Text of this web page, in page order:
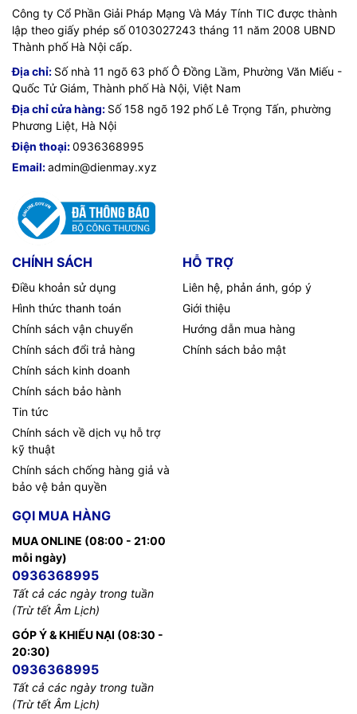
Công ty Cổ Phần Giải Pháp Mạng Và Máy Tính TIC được thành
lập theo giấy phép số 0103027243 tháng 11 năm 2008 UBND
Thành phố Hà Nội cấp.
Địa chỉ: Số nhà 11 ngõ 63 phố Ô Đồng Lầm, Phường Văn Miếu -
Quốc Tử Giám, Thành phố Hà Nội, Việt Nam
Địa chỉ cửa hàng: Số 158 ngõ 192 phố Lê Trọng Tấn, phường
Phương Liệt, Hà Nội
Điện thoại:0936368995
Email:admin@dienmay.xyz
CHÍNH SÁCH
Điều khoản sử dụng
Hình thức thanh toán
Chính sách vận chuyển
Chính sách đổi trả hàng
Chính sách kinh doanh
Chính sách bảo hành
Tin tức
Chính sách về dịch vụ hỗ trợ
kỹ thuật
Chính sách chống hàng giả và
bảo vệ bản quyền
HỖ TRỢ
Liên hệ, phản ánh, góp ý
Giới thiệu
Hướng dẫn mua hàng
Chính sách bảo mật
GỌI MUA HÀNG
MUA ONLINE (08:00 - 21:00
mỗi ngày)
0936368995
Tất cả các ngày trong tuần
(Trừ tết Âm Lịch)
GÓP Ý & KHIẾU NẠI (08:30 -
20:30)
0936368995
Tất cả các ngày trong tuần
(Trừ tết Âm Lịch)